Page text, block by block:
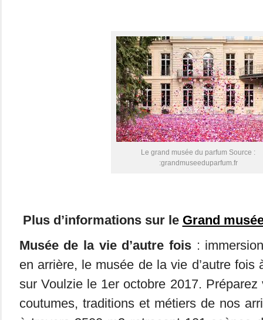
Le grand musée du parfum Source :
:grandmuseeduparfum.fr
Plus d’informations sur le Grand
Musée de la vie d’autre fois :
en arrière, le musée de la vie d’autre fois
sur Voulzie le 1er octobre 2017.
coutumes, traditions et métiers de nos